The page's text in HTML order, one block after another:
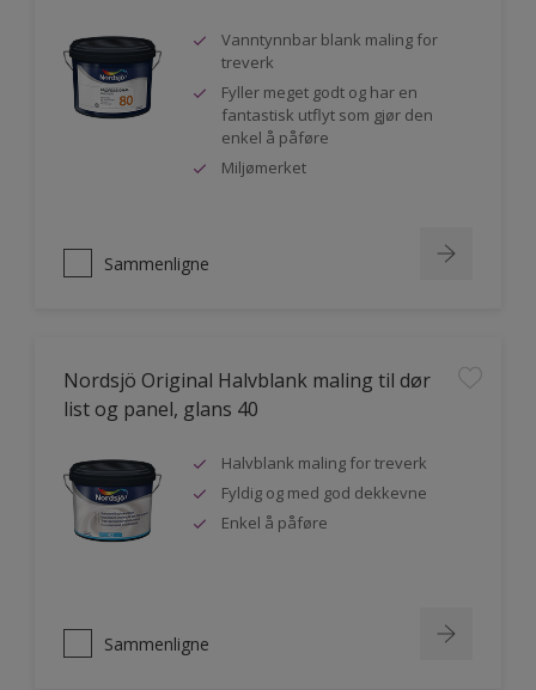
Vanntynnbar blank maling for
treverk
Fyller meget godt og har en
fantastisk utflyt som gjør den
enkel å påføre
Miljømerket
Sammenligne
Nordsjö Original Halvblank maling til dør
list og panel, glans 40
Halvblank maling for treverk
Fyldig og med god dekkevne
Enkel å påføre
Sammenligne